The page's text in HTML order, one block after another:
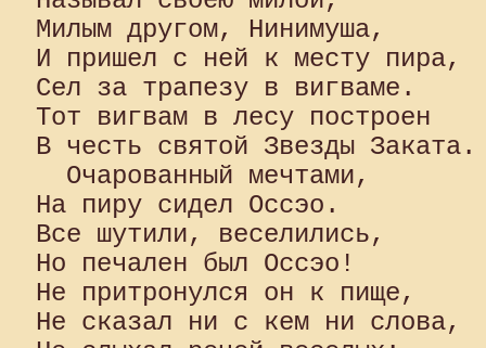
Милым другом, Нинимуша,
И пришел с ней к месту пира,
Сел за трапезу в вигваме.
Тот вигвам в лесу построен
В честь святой Звезды Заката.
  Очарованный мечтами,
На пиру сидел Оссэо.
Все шутили, веселились,
Но печален был Оссэо!
Не притронулся он к пище,
Не сказал ни с кем ни слова,